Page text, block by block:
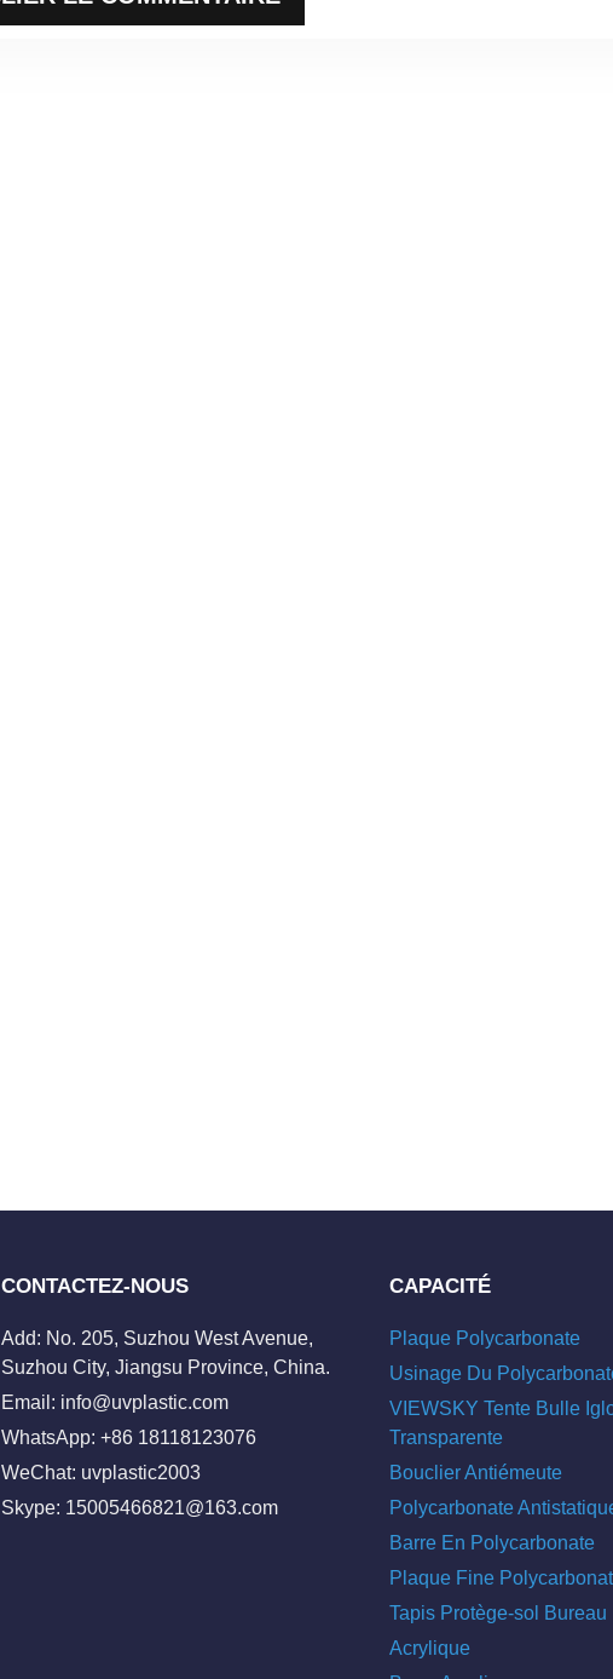
CONTACTEZ-NOUS
Add: No. 205, Suzhou West Avenue,
Suzhou City, Jiangsu Province, China.
Email: info@uvplastic.com
WhatsApp: +86 18118123076
WeChat: uvplastic2003
Skype: 15005466821@163.com
CAPACITÉ
Plaque Polycarbonate
Usinage Du
VIEWSKY Tente Bulle
Transparente
Bouclier Antiémeute
Polycarbonate
Barre En Polycarbonate
Plaque Fine
Tapis Protège-sol Bureau
Acrylique